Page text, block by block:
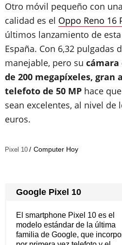
Otro móvil pequeño con
calidad es el Oppo Reno 16
últimos lanzamiento de
España. Con 6,32 pulgadas
manejable, pero su cámara
de 200 megapíxeles, gran
telefoto de 50 MP hace
sean excelentes, al nivel de
euros.
Pixel 10 Computer Hoy
Google Pixel 10
El smartphone Pixel 10 es el
modelo estándar de la última
familia de Google, que